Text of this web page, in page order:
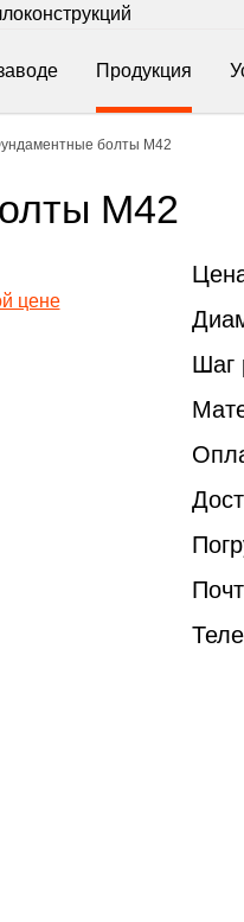
Продукция
болты М42
М42
Шаг